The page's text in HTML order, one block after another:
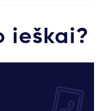
ieškai?